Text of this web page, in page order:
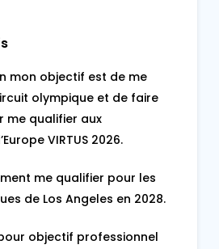
mon objectif est de me
olympique et de faire
me qualifier aux
VIRTUS 2026.
me qualifier pour les
de Los Angeles en 2028.
objectif professionnel